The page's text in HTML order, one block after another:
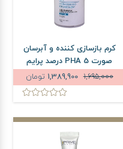
کرم بازسازی کننده و آبرسان
صورت PHA 5 درصد پرایم
حجم 50 میلی لیتر
1,695,000
1,389,900 تومان